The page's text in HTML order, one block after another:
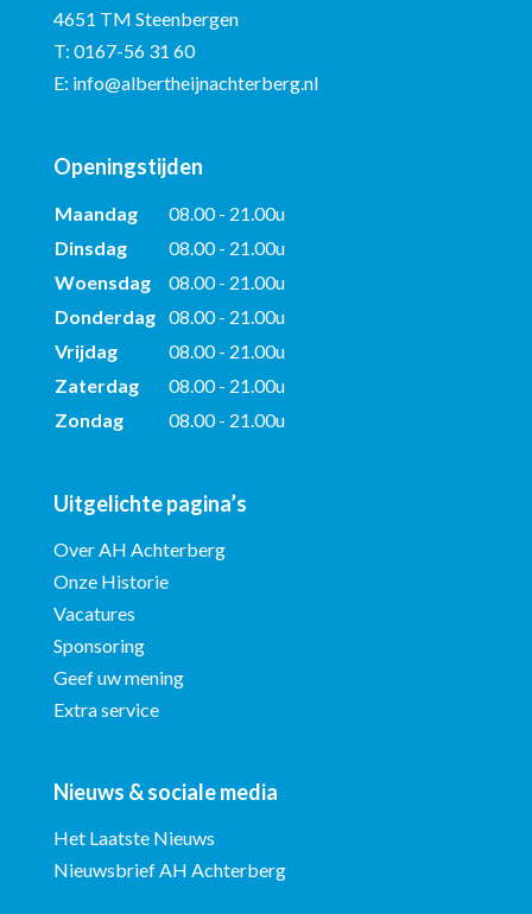
4651 TM Steenbergen
T: 0167-56 31 60
E: info@albertheijnachterberg.nl
Openingstijden
Maandag
08.00 - 21.00u
Dinsdag
08.00 - 21.00u
Woensdag
08.00 - 21.00u
Donderdag 08.00 - 21.00u
Vrijdag
08.00 - 21.00u
Zaterdag
08.00 - 21.00u
Zondag
08.00 - 21.00u
Uitgelichte pagina’s
Over AH Achterberg
Onze Historie
Vacatures
Sponsoring
Geef uw mening
Extra service
Nieuws & sociale media
Het Laatste Nieuws
Nieuwsbrief AH Achterberg